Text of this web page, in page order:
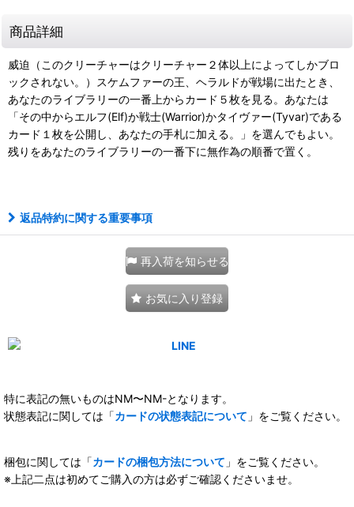
商品詳細
威迫（このクリーチャーはクリーチャー２体以上によってしかブロ
ックされない。）スケムファーの王、ヘラルドが戦場に出たとき、
あなたのライブラリーの一番上からカード５枚を見る。あなたは
「その中からエルフ(Elf)か戦士(Warrior)かタイヴァー(Tyvar)である
カード１枚を公開し、あなたの手札に加える。」を選んでもよい。
残りをあなたのライブラリーの一番下に無作為の順番で置く。
返品特約に関する重要事項
再入荷を知らせる
お気に入り登録
特に表記の無いものはNM〜NM-となります。
状態表記に関しては「カードの状態表記について 」をご覧ください。
梱包に関しては「カードの梱包方法について 」をご覧ください。
※上記二点は初めてご購入の方は必ずご確認くださいませ。